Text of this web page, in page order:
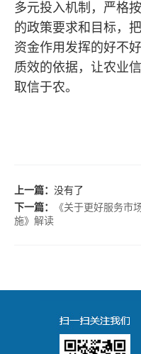
多元投入机制，严格
的政策要求和目标，
资金作用发挥的好不
质效的依据，让农业
取信于农。
上一篇： 没有了
下一篇：
《关于更好服务市
施》解读